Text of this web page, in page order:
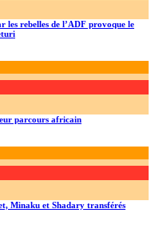
les rebelles de l’ADF provoque le
parcours africain
Minaku et Shadary transférés